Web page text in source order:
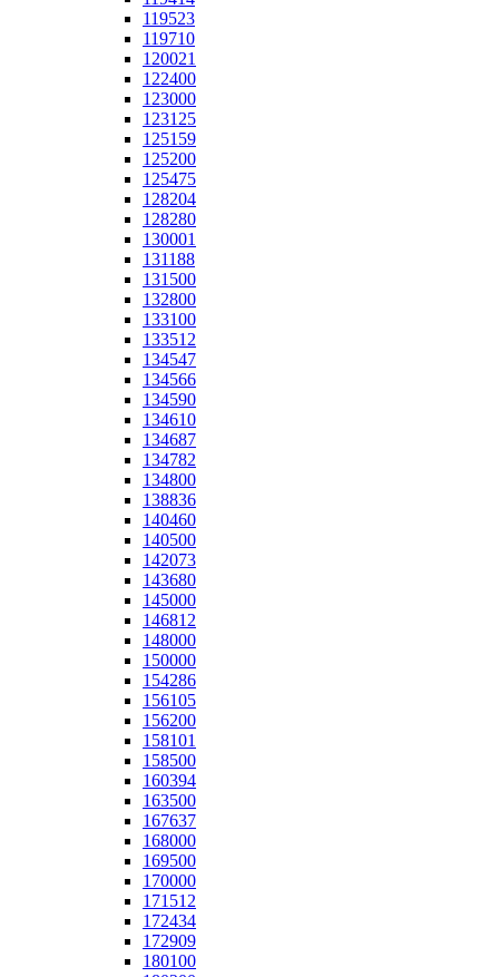
119523
119710
120021
122400
123000
123125
125159
125200
125475
128204
128280
130001
131188
131500
132800
133100
133512
134547
134566
134590
134610
134687
134782
134800
138836
140460
140500
142073
143680
145000
146812
148000
150000
154286
156105
156200
158101
158500
160394
163500
167637
168000
169500
170000
171512
172434
172909
180100